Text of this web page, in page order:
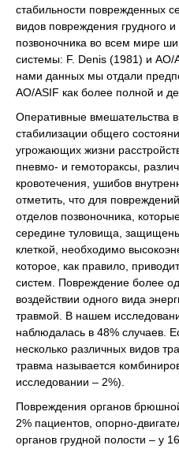
стабильности поврежденных
видов повреждения грудного
позвоночника во всем мире
системы: F. Denis (1981) и
нами данных мы отдали
AO/ASIF как более полной и
Оперативные вмешательства
стабилизации общего
угрожающих жизни
пневмо- и гемотораксы,
кровотечения, ушибов
отметить, что для
отделов позвоночника,
середине туловища,
клеткой, необходимо
которое, как правило,
систем. Повреждение более
воздействии одного вида
травмой. В нашем
наблюдалась в 48% случаев.
несколько различных видов
травма называется
исследовании – 2%).
Повреждения органов
2% пациентов, опорно-
органов грудной полости – у